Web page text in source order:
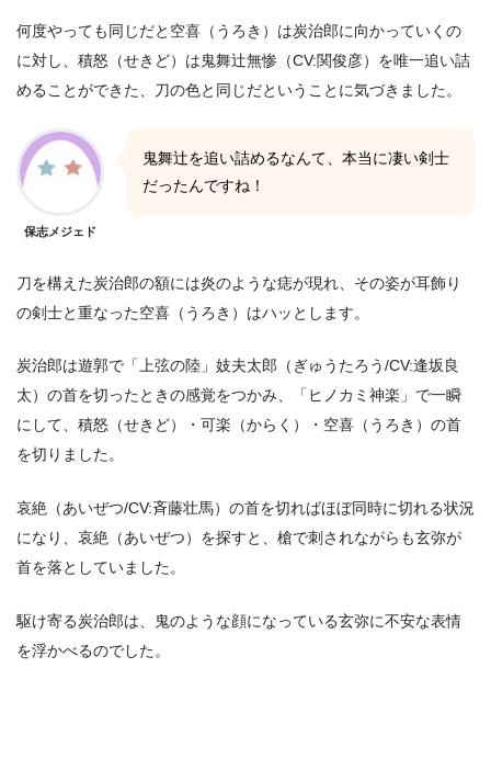
何度やっても同じだと空喜（うろき）は炭治郎に向かっていくの
に対し、積怒（せきど）は鬼舞辻無惨（CV:関俊彦）を唯一追い詰
めることができた、刀の色と同じだということに気づきました。
保志メジェド
鬼舞辻を追い詰めるなんて、本当に凄い剣士
だったんですね！
刀を構えた炭治郎の額には炎のような痣が現れ、その姿が耳飾り
の剣士と重なった空喜（うろき）はハッとします。
炭治郎は遊郭で「上弦の陸」妓夫太郎（ぎゅうたろう/CV:逢坂良
太）の首を切ったときの感覚をつかみ、「ヒノカミ神楽」で一瞬
にして、積怒（せきど）・可楽（からく）・空喜（うろき）の首
を切りました。
哀絶（あいぜつ/CV:斉藤壮馬）の首を切ればほぼ同時に切れる状況
になり、哀絶（あいぜつ）を探すと、槍で刺されながらも玄弥が
首を落としていました。
駆け寄る炭治郎は、鬼のような顔になっている玄弥に不安な表情
を浮かべるのでした。